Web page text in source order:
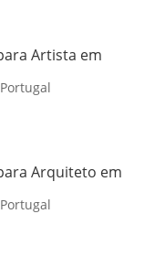
Artista em
Arquiteto em